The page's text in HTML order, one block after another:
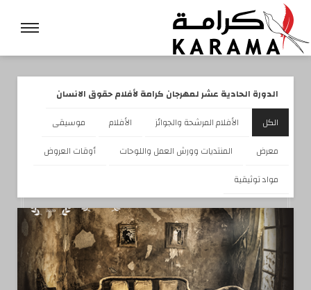
الدورة الحادية عشر لمهرجان كرامة لأفلام حقوق الانسان
الكل
الأفلام المرشحة والجوائز الأفلام
موسيقى
معرض
المنتديات وورش العمل واللوحات
أوقات العروض
مواد توثيقية